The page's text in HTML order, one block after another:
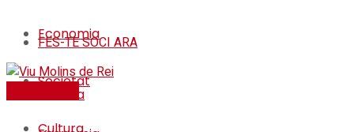
Economia
Societat
FES-TE SOCI ARA
Política